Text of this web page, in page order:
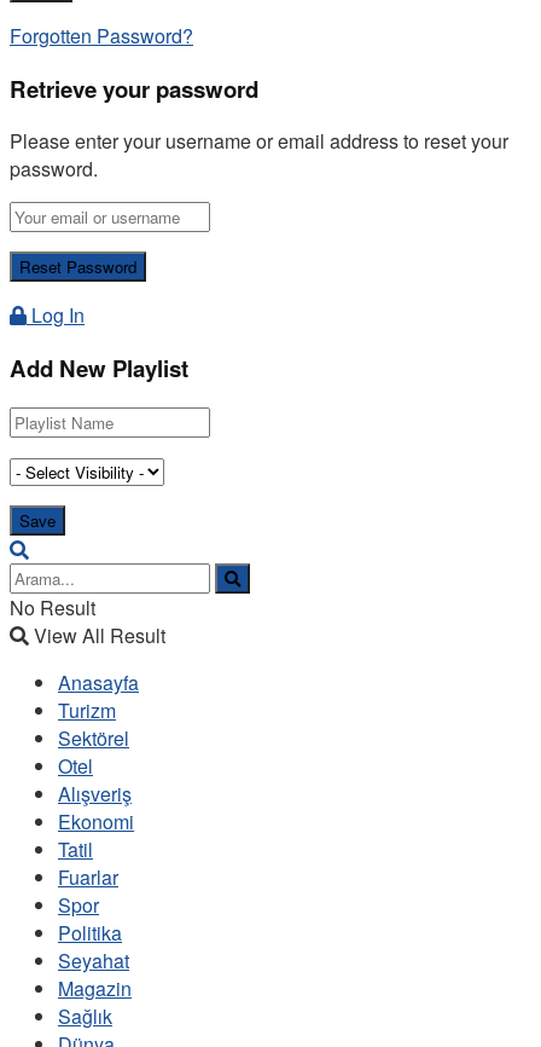
Forgotten Password?
Retrieve your password
Please enter your username or email address to reset your
password.
Log In
Add New Playlist
No Result
View All Result
Anasayfa
Turizm
Sektörel
Otel
Alışveriş
Ekonomi
Tatil
Fuarlar
Spor
Politika
Seyahat
Magazin
Sağlık